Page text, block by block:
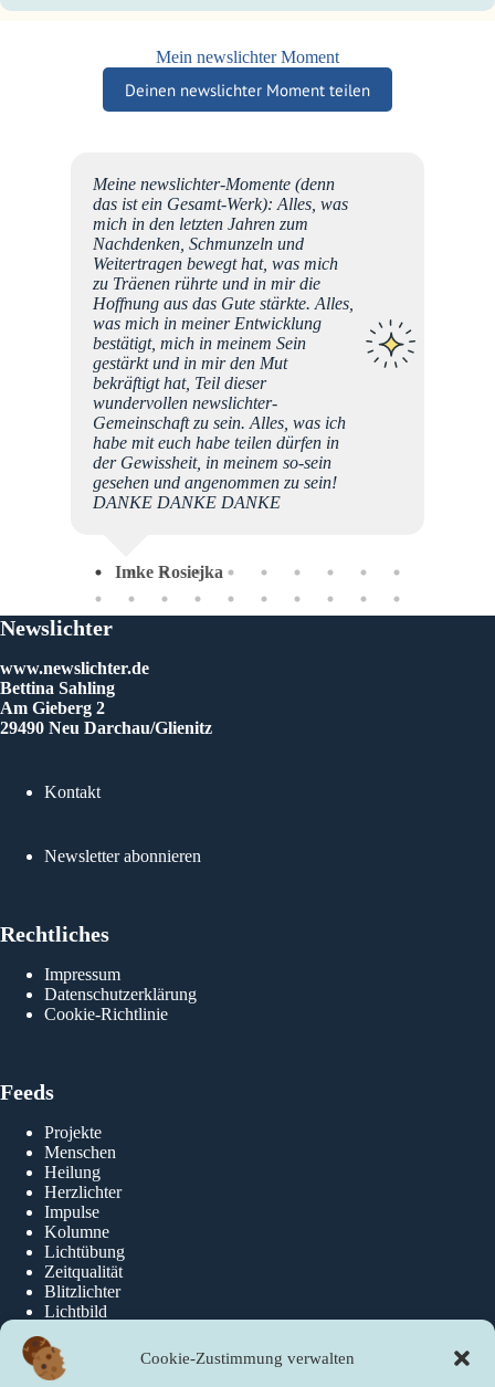
Cookie-Zustimmung verwalten
Mein newslichter Moment
Deinen newslichter Moment teilen
Meine newslichter-Momente (denn
das ist ein Gesamt-Werk): Alles, was
mich in den letzten Jahren zum
Nachdenken, Schmunzeln und
Weitertragen bewegt hat, was mich
zu Träenen rührte und in mir die
Hoffnung aus das Gute stärkte. Alles,
was mich in meiner Entwicklung
bestätigt, mich in meinem Sein
gestärkt und in mir den Mut
bekräftigt hat, Teil dieser
wundervollen newslichter-
Gemeinschaft zu sein. Alles, was ich
habe mit euch habe teilen dürfen in
der Gewissheit, in meinem so-sein
gesehen und angenommen zu sein!
DANKE DANKE DANKE
Imke Rosiejka
Newslichter
www.newslichter.de
Bettina Sahling
Am Gieberg 2
29490 Neu Darchau/Glienitz
Kontakt
Newsletter abonnieren
Rechtliches
Impressum
Datenschutzerklärung
Cookie-Richtlinie
Feeds
Projekte
Menschen
Heilung
Herzlichter
Impulse
Kolumne
Lichtübung
Zeitqualität
Blitzlichter
Lichtbild